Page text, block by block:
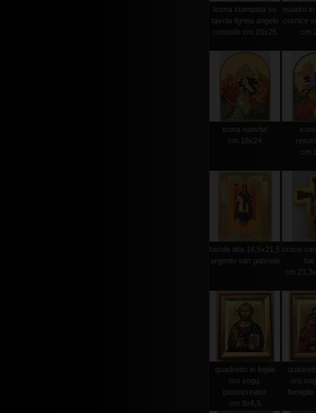
Icona stampata su
tavola lignea angelo
custode cm.20x25
quadro
cornice
icona nativita'
cm.18x24
tavola alta 16,5x21,5
argento san gabriele
croce
hai
quadretto in foglia
oro sogg.
pantocreator
cm.8x6,5
oro